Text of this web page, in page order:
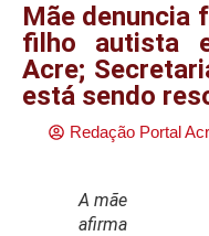
Mãe denuncia
filho autista
Acre;
está sendo
Redação Portal
A mãe
afirma